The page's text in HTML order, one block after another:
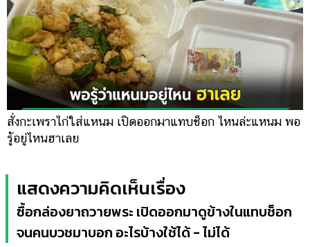
สั่งกะเพราไก่ใส่แหนม เปิดออกมาแทบช็อก ไหนล่ะแหนม พอ
รู้อยู่ไหนฮาเลย
แสดงความคิดเห็นเรื่อง
ซื้อกล่องยาถวายพระ เปิดออกมาดูข้างในแทบช็อก
จนคนบวชมาบอก อะไรบ้างใช้ได้ - ไม่ได้